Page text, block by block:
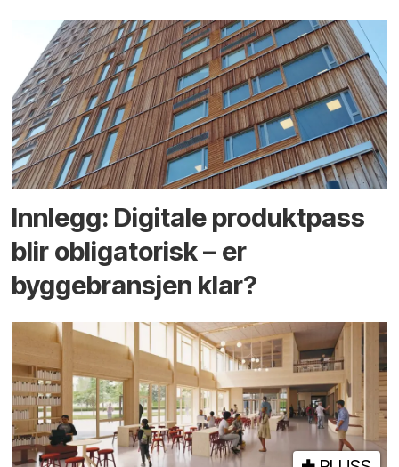
Innlegg: Digitale produktpass
blir obligatorisk – er
byggebransjen klar?